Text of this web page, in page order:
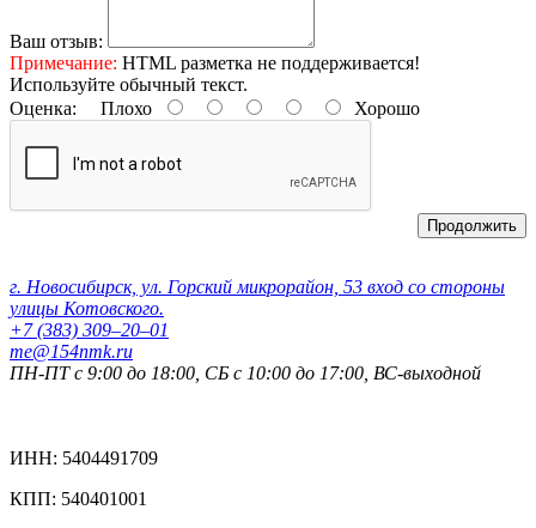
Ваш отзыв:
Примечание: HTML разметка не поддерживается!
Используйте обычный текст.
Оценка: Плохо Хорошо
Продолжить
г. Новосибирск, ул. Горский микрорайон, 53 вход со стороны
улицы Котовского.
+7 (383) 309‒20‒01
me@154nmk.ru
ПН-ПТ с 9:00 до 18:00, СБ с 10:00 до 17:00, ВС-выходной
ИНН: 5404491709
КПП: 540401001